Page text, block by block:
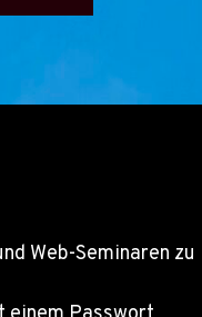
Web-Seminaren zu